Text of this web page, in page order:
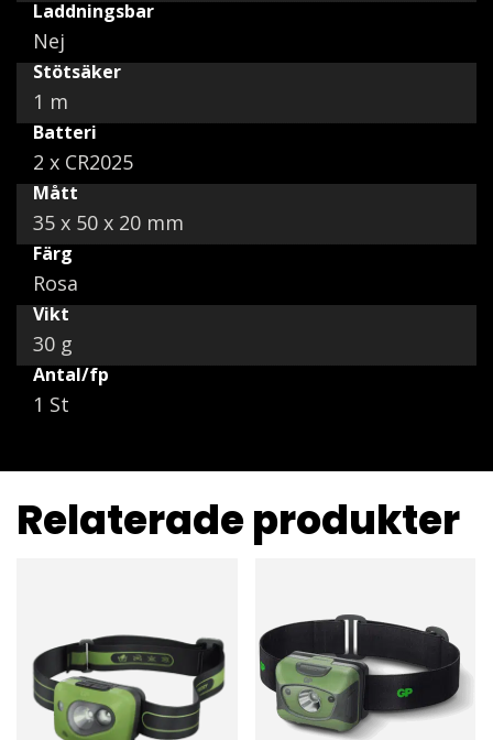
Laddningsbar
Nej
Stötsäker
1 m
Batteri
2 x CR2025
Mått
35 x 50 x 20 mm
Färg
Rosa
Vikt
30 g
Antal/fp
1 St
Relaterade produkter